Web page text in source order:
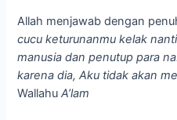
Allah menjawab dengan
cucu keturunanmu kelak
manusia dan penutup para
karena dia, Aku tidak akan
WallahuA’lam